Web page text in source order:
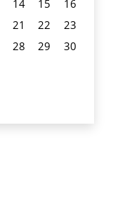
14 15
16
21 22
23
28 29
30